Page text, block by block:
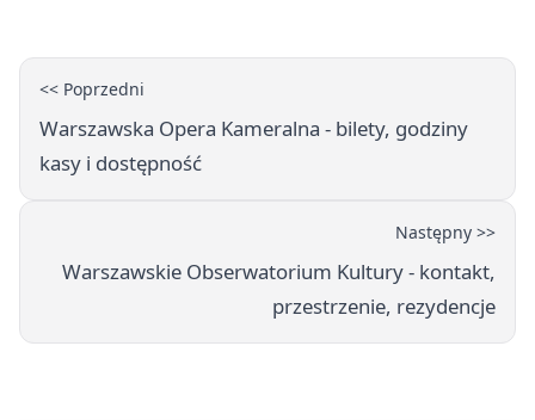
<< Poprzedni
Warszawska Opera Kameralna - bilety, godziny
kasy i dostępność
Następny >>
Warszawskie Obserwatorium Kultury - kontakt,
przestrzenie, rezydencje